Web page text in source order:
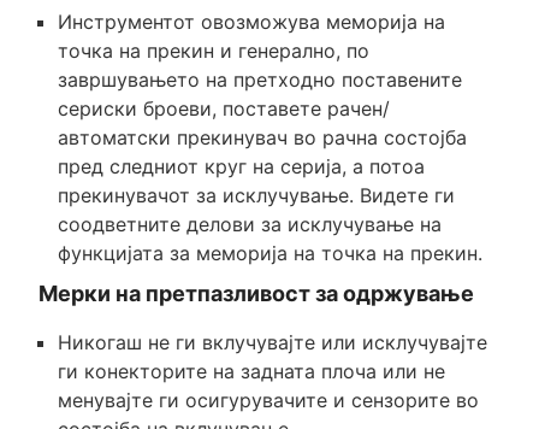
Инструментот овозможува меморија на
точка на прекин и генерално, по
завршувањето на претходно поставените
сериски броеви, поставете рачен/
автоматски прекинувач во рачна состојба
пред следниот круг на серија, а потоа
прекинувачот за исклучување. Видете ги
соодветните делови за исклучување на
функцијата за меморија на точка на прекин.
Мерки на претпазливост за одржување
Никогаш не ги вклучувајте или исклучувајте
ги конекторите на задната плоча или не
менувајте ги осигурувачите и сензорите во